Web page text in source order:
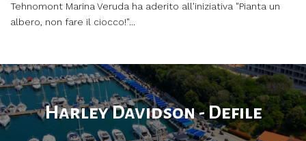
Tehnomont Marina Veruda ha aderito all'iniziativa "Pianta un
albero, non fare il ciocco!"...
Harley Davidson - Defile